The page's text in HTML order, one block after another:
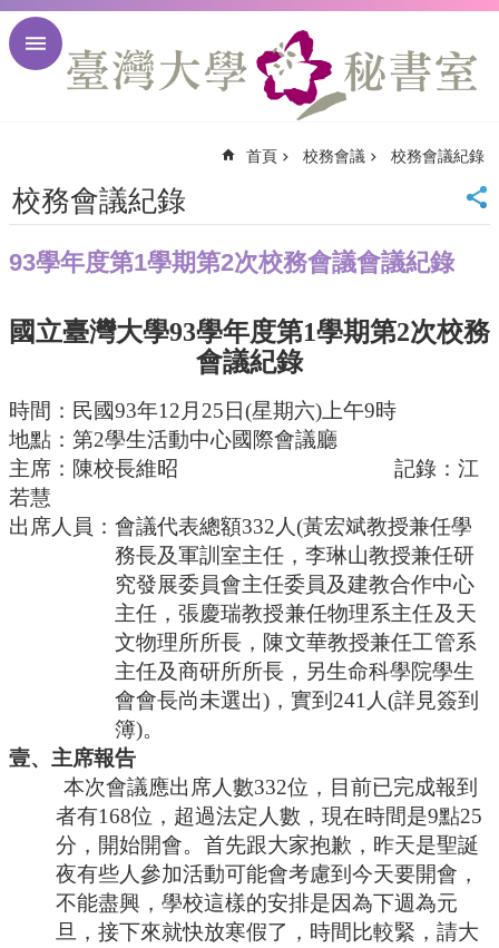
跳到主要內容區塊
首
頁
大
臺
訊
English
網
站
導
覽
書
首頁 校務會議 校務會議紀錄
校務會議紀錄
93學年度第1學期第2次校務會議會議紀錄
國立臺灣大學93學年度第1學期第2次校務
會議紀錄
時間：民國93年12月25日(星期六)上午9時
地點：第2學生活動中心國際會議廳
主席：陳校長維昭
記錄：江
若慧
出席人員：會議代表總額332人(黃宏斌教授兼任學
務長及軍訓室主任，李琳山教授兼任研
究發展委員會主任委員及建教合作中心
主任，張慶瑞教授兼任物理系主任及天
文物理所所長，陳文華教授兼任工管系
主任及商研所所長，另生命科學院學生
會會長尚未選出)，實到241人(詳見簽到
簿)。
壹、主席報告
本次會議應出席人數332位，目前已完成報到
者有168位，超過法定人數，現在時間是9點25
分，開始開會。首先跟大家抱歉，昨天是聖誕
夜有些人參加活動可能會考慮到今天要開會，
不能盡興，學校這樣的安排是因為下週為元
旦，接下來就快放寒假了，時間比較緊，請大